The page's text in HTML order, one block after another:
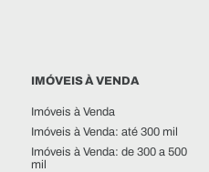
IMÓVEIS À VENDA
Imóveis à Venda
Imóveis à Venda: até 300 mil
Imóveis à Venda: de 300 a 500
mil